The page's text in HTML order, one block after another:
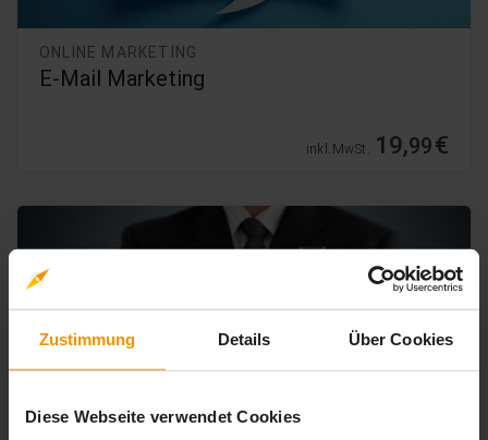
Zustimmung Details Über Cookies
Diese Webseite verwendet Cookies
ONLINE MARKETING
E-Mail Marketing
inkl. MwSt. 19,99€